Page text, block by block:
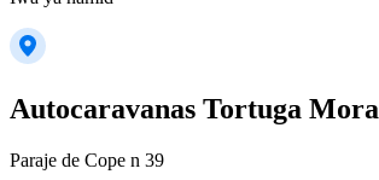
Autocaravanas Tortuga Mora
Paraje de Cope n 39